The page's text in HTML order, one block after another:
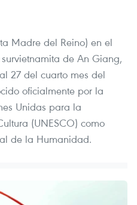
Madre del Reino) en el
de An Giang,
27 del cuarto mes del
oficialmente por la
Unidas para la
(UNESCO) como
de la Humanidad.